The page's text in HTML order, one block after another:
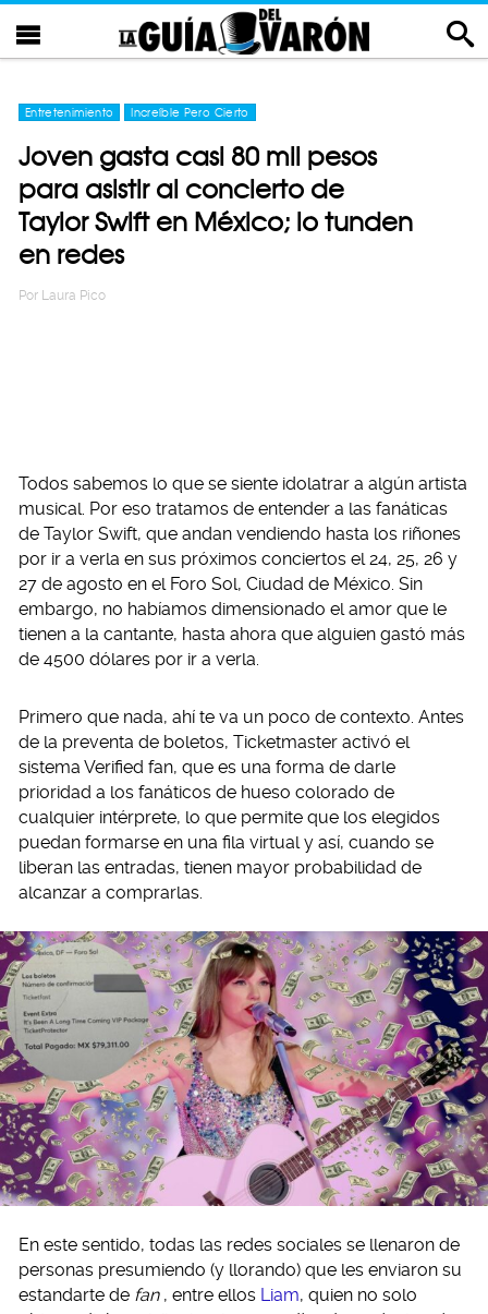
Entretenimiento Increíble Pero Cierto
Joven gasta casi 80 mil pesos
para asistir al concierto de
Taylor Swift en México; lo tunden
en redes
Por Laura Pico
Todos sabemos lo que se siente idolatrar a algún artista
musical. Por eso tratamos de entender a las fanáticas
de Taylor Swift, que andan vendiendo hasta los riñones
por ir a verla en sus próximos conciertos el 24, 25, 26 y
27 de agosto en el Foro Sol, Ciudad de México. Sin
embargo, no habíamos dimensionado el amor que le
tienen a la cantante, hasta ahora que alguien gastó más
de 4500 dólares por ir a verla.
Primero que nada, ahí te va un poco de contexto. Antes
de la preventa de boletos, Ticketmaster activó el
sistema Verified fan, que es una forma de darle
prioridad a los fanáticos de hueso colorado de
cualquier intérprete, lo que permite que los elegidos
puedan formarse en una fila virtual y así, cuando se
liberan las entradas, tienen mayor probabilidad de
alcanzar a comprarlas.
En este sentido, todas las redes sociales se llenaron de
personas presumiendo (y llorando) que les enviaron su
estandarte de fan , entre ellos Liam, quien no solo